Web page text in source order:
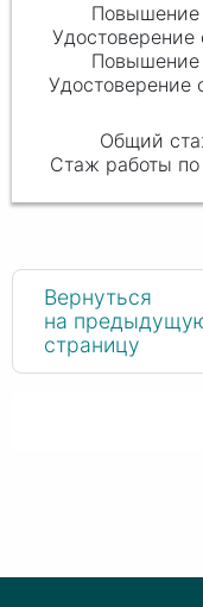
Повышение
Удостоверение
Повышение
Вернуться
на
страницу